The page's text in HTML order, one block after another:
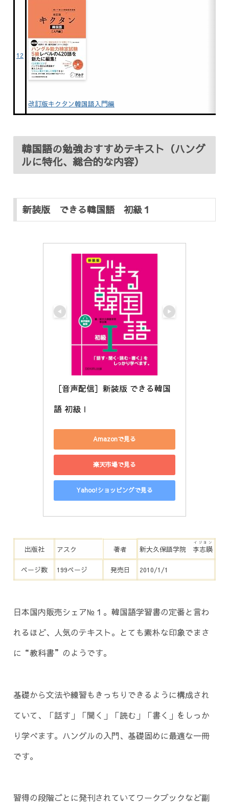
12
改訂版キクタン韓国語入門編
韓国語の勉強おすすめテキスト（ハング
ルに特化、総合的な内容）
新装版 できる韓国語 初級１
［音声配信］新装版 できる韓国
語 初級Ⅰ
Amazonで見る
楽天市場で見る
Yahoo!ショッピングで見る
出版社 アスク 著者 新大久保語学院 李志暎
イジヨン
ページ数 199ページ 発売日 2010/1/1
日本国内販売シェア№１。韓国語学習書の定番と言わ
れるほど、人気のテキスト。とても素朴な印象でまさ
に“教科書”のようです。
基礎から文法や練習もきっちりできるように構成され
ていて、「話す」「聞く」「読む」「書く」をしっか
り学べます。ハングルの入門、基礎固めに最適な一冊
です。
習得の段階ごとに発刊されていてワークブックなど副